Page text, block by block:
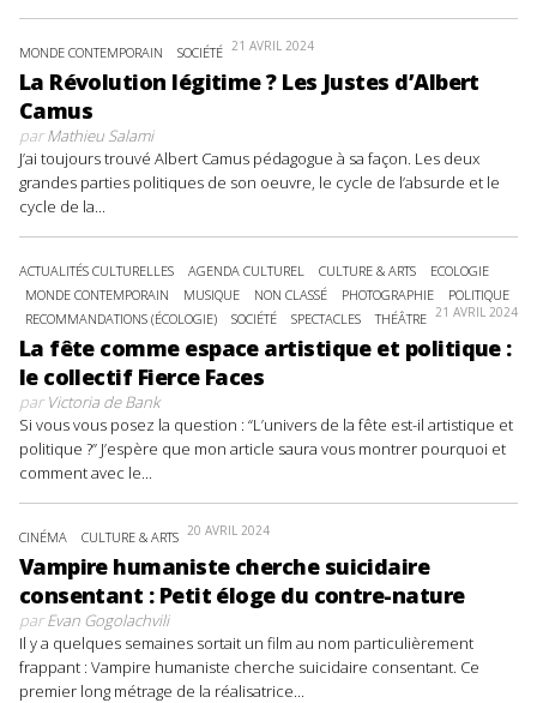
MONDE CONTEMPORAIN SOCIÉTÉ 21 AVRIL 2024
La Révolution légitime ? Les Justes d’Albert
Camus
parMathieu Salami
J’ai toujours trouvé Albert Camus pédagogue à sa façon. Les deux
grandes parties politiques de son oeuvre, le cycle de l’absurde et le
cycle de la...
ACTUALITÉS CULTURELLES AGENDA CULTUREL CULTURE & ARTS
ECOLOGIE
MONDE CONTEMPORAIN
MUSIQUE NON CLASSÉ PHOTOGRAPHIE
POLITIQUE
RECOMMANDATIONS (ÉCOLOGIE)
SOCIÉTÉ SPECTACLES THÉÂTRE 21 AVRIL 2024
La fête comme espace artistique et politique :
le collectif Fierce Faces
parVictoria de Bank
Si vous vous posez la question : “L’univers de la fête est-il artistique et
politique ?” J’espère que mon article saura vous montrer pourquoi et
comment avec le...
CINÉMA CULTURE & ARTS 20 AVRIL 2024
Vampire humaniste cherche suicidaire
consentant : Petit éloge du contre-nature
parEvan Gogolachvili
Il y a quelques semaines sortait un film au nom particulièrement
frappant : Vampire humaniste cherche suicidaire consentant. Ce
premier long métrage de la réalisatrice...